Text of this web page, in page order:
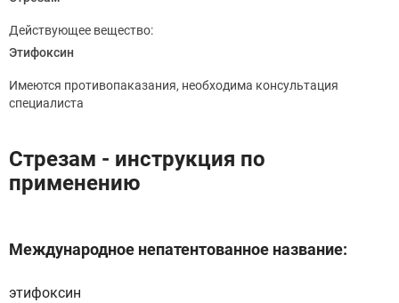
Действующее вещество:
Этифоксин
Имеются противопаказания, необходима консультация
специалиста
Стрезам - инструкция по
применению
Международное непатентованное название:
этифоксин